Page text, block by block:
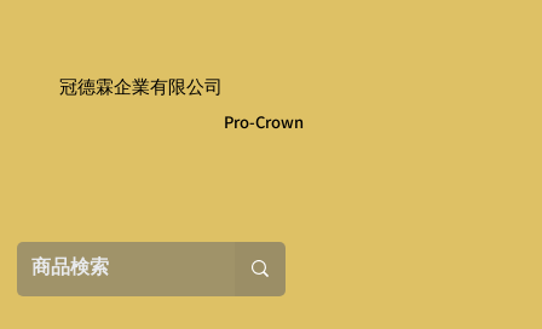
冠德霖企業有限公司
Pro-Crown